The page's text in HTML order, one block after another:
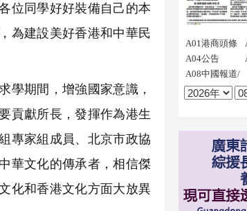
位同學好好裝備自己的本
為建設美好香港和中華民
學期間，增強國家意識，
貢獻所長，發揮作為港生
專家組成員、北京市政協
華文化的傳承者，相信傑
化和香港文化方面大放異